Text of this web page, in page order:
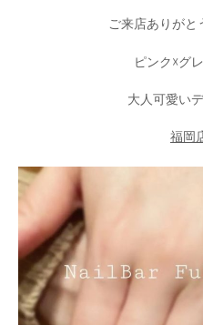
ご来店ありがと
ピンク☓グ
大人可愛い
福岡